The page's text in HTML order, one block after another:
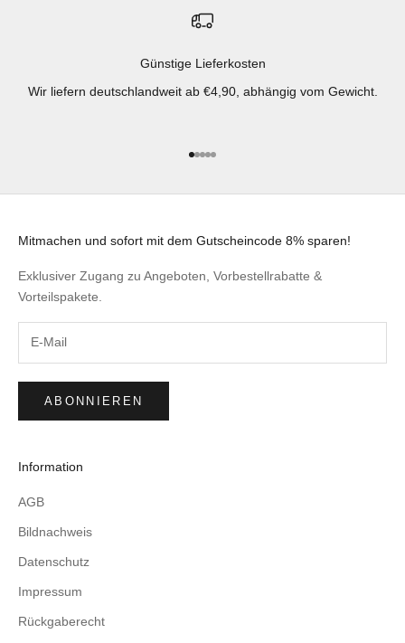
Günstige Lieferkosten
Wir liefern deutschlandweit ab €4,90, abhängig vom Gewicht.
Gehe zu Element 1
Gehe zu Element 2
Gehe zu Element 3
Gehe zu Element 4
Gehe zu Element 5
Mitmachen und sofort mit dem Gutscheincode 8% sparen!
Exklusiver Zugang zu Angeboten, Vorbestellrabatte &
Vorteilspakete.
ABONNIEREN
Information
AGB
Bildnachweis
Datenschutz
Impressum
Rückgaberecht